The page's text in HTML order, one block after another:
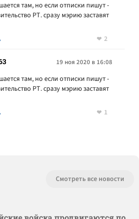
там, но если отписки пишут -
РТ. сразу мэрию заставят
2
19 ноя 2020 в 16:08
там, но если отписки пишут -
РТ. сразу мэрию заставят
1
Смотреть все новости